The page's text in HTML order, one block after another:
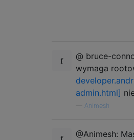
@ bruce-
wymaga
admin.html]
Animesh
@Animesh: